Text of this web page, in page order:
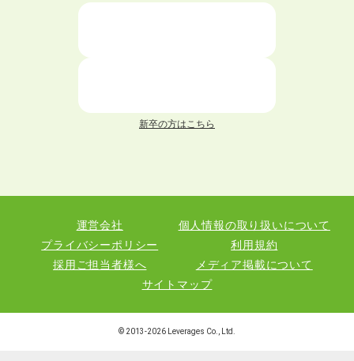
仕事が続かない人の特徴と対処法を解説！
面接 記事一覧
職務経歴書 記事一覧
退職 記事一覧
新卒の方はこちら
運営会社
個人情報の取り扱いについて
プライバシーポリシー
利用規約
採用ご担当者様へ
メディア掲載について
サイトマップ
© 2013-2026 Leverages Co., Ltd.